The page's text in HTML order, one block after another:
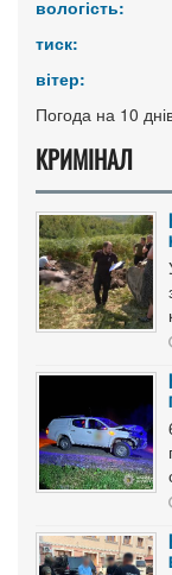
вологість:
тиск:
вітер:
Погода на 10
КРИМІНАЛ